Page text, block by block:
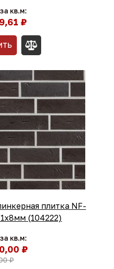
кв.м:
₽
плитка NF-
(104222)
кв.м:
₽
₽